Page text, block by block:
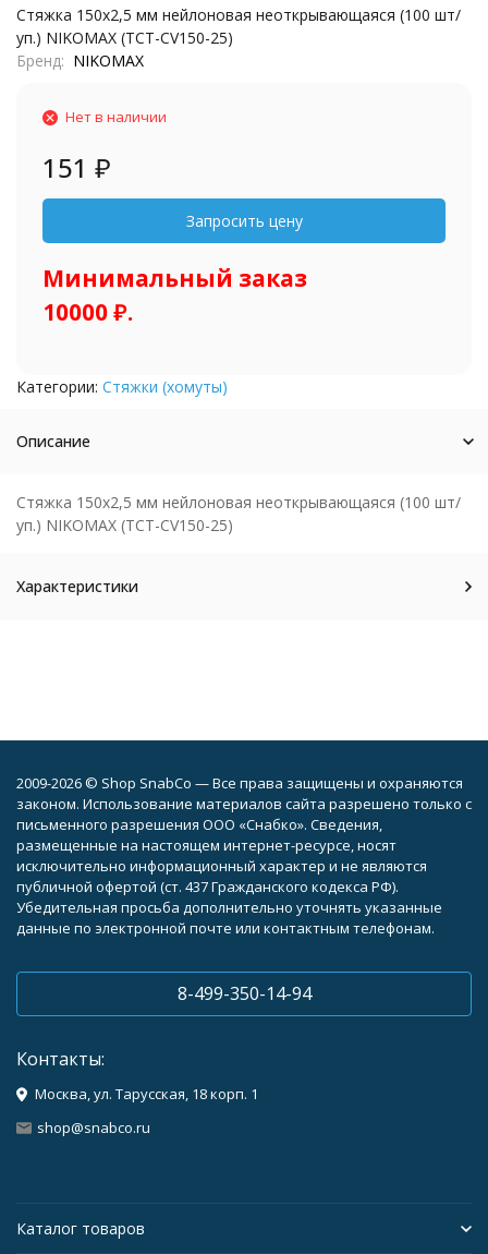
Стяжка 150x2,5 мм нейлоновая неоткрывающаяся (100 шт/
уп.) NIKOMAX (TCT-CV150-25)
Бренд
NIKOMAX
Нет в наличии
151 ₽
Минимальный заказ
10000 ₽.
Категории: Стяжки (хомуты)
Описание
Стяжка 150x2,5 мм нейлоновая неоткрывающаяся (100 шт/
уп.) NIKOMAX (TCT-CV150-25)
Характеристики
2009-2026 © Shop SnabCo — Все права защищены и охраняются
законом. Использование материалов сайта разрешено только с
письменного разрешения ООО «Снабко». Сведения,
размещенные на настоящем интернет-ресурсе, носят
исключительно информационный характер и не являются
публичной офертой (ст. 437 Гражданского кодекса РФ).
Убедительная просьба дополнительно уточнять указанные
данные по электронной почте или контактным телефонам.
8-499-350-14-94
Контакты:
Москва, ул. Тарусская, 18 корп. 1
shop@snabco.ru
Каталог товаров